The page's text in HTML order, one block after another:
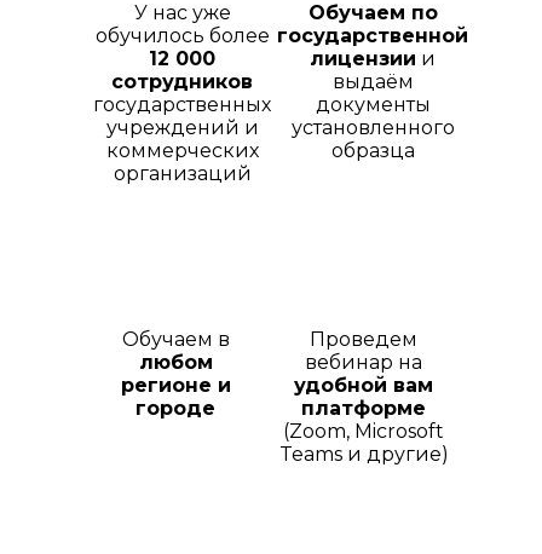
У нас уже
обучилось более
12 000
сотрудников
государственных
учреждений и
коммерческих
организаций
Обучаем по
государственной
лицензии и
выдаём
документы
установленного
образца
Обучаем в
любом
регионе и
городе
Проведем
вебинар на
удобной вам
платформе
(Zoom, Microsoft
Teams и другие)